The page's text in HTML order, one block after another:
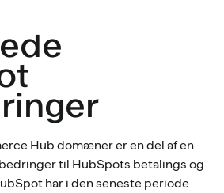
Hub domæner er en del af en
til HubSpots betalings og
har i den seneste periode